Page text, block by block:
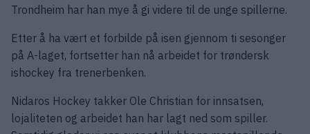
Trondheim har han mye å gi videre til de unge spillerne.
Etter å ha vært et forbilde på isen gjennom ti sesonger
på A-laget, fortsetter han nå arbeidet for trøndersk
ishockey fra trenerbenken.
Nidaros Hockey takker Ole Christian for innsatsen,
lojaliteten og arbeidet han har lagt ned som spiller.